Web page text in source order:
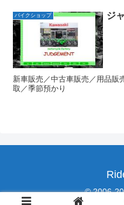
バイクショップ ジ
新車販売／中古車販売／用品販
取／季節預かり
© 2006-